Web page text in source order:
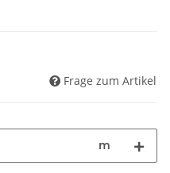
Frage zum Artikel
m